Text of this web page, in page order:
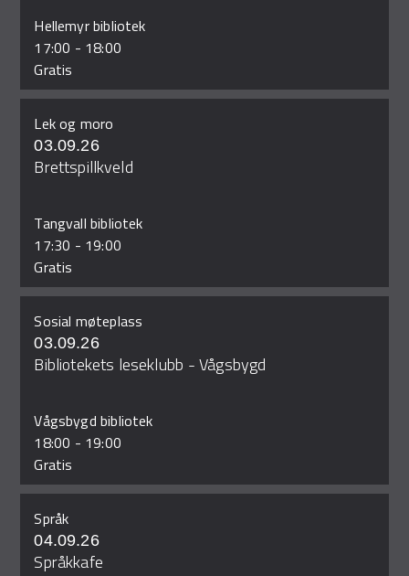
Hellemyr bibliotek
17:00 - 18:00
Gratis
Lek og moro
03.09.26
Brettspillkveld
Tangvall bibliotek
17:30 - 19:00
Gratis
Sosial møteplass
03.09.26
Bibliotekets leseklubb - Vågsbygd
Vågsbygd bibliotek
18:00 - 19:00
Gratis
Språk
04.09.26
Språkkafe